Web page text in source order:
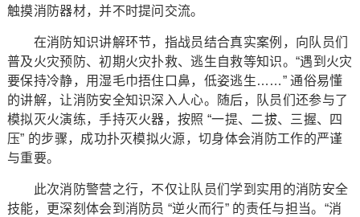
触摸消防器材，并不时提问交流。
在消防知识讲解环节，指战员结合真实案例，向队员们
普及火灾预防、初期火灾扑救、逃生自救等知识。“遇到火灾
要保持冷静，用湿毛巾捂住口鼻，低姿逃生……” 通俗易懂
的讲解，让消防安全知识深入人心。随后，队员们还参与了
模拟灭火演练，手持灭火器，按照 “一提、二拔、三握、四
压” 的步骤，成功扑灭模拟火源，切身体会消防工作的严谨
与重要。
此次消防警营之行，不仅让队员们学到实用的消防安全
技能，更深刻体会到消防员 “逆火而行” 的责任与担当。“消